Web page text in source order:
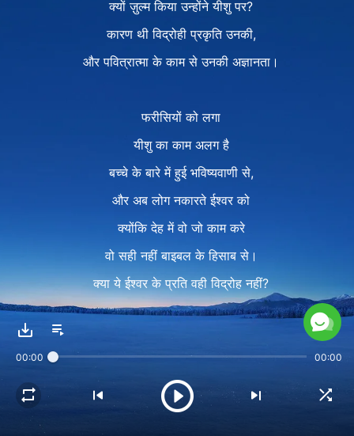
क्यों ज़ुल्म किया उन्होंने यीशु पर?
कारण थी विद्रोही प्रकृति उनकी,
और पवित्रात्मा के काम से उनकी अज्ञानता।
फरीसियों को लगा
यीशु का काम अलग है
बच्चे के बारे में हुई भविष्यवाणी से,
और अब लोग नकारते ईश्वर को
क्योंकि देह में वो जो काम करे
वो सही नहीं बाइबल के हिसाब से।
क्या ये ईश्वर के प्रति वही विद्रोह नहीं?
क्या तुम आत्मा के काम को स्वीकार
अगर ये काम है पवित्रात्मा का,
00:00 00:00